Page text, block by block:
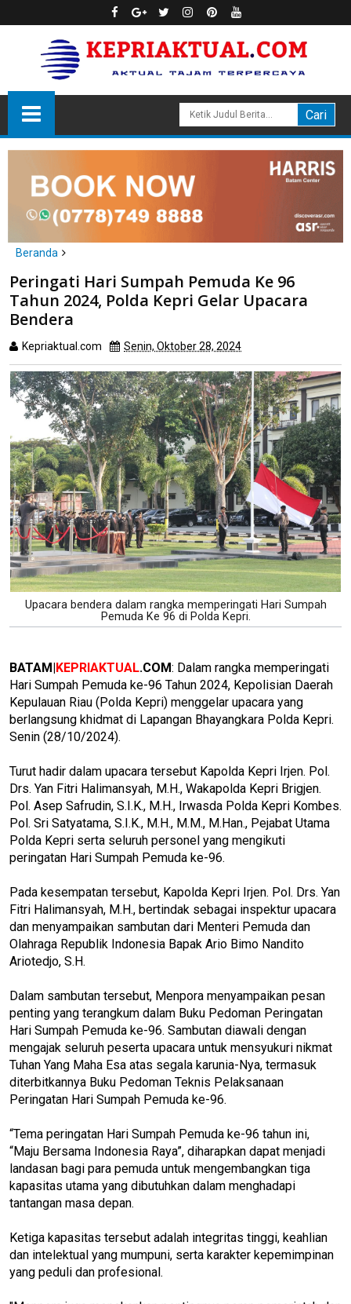
Beranda
Batam
Peringati Hari Sumpah Pemuda Ke 96 Tahun 2024, Polda Kepri
Gelar Upacara Bendera
Peringati Hari Sumpah Pemuda Ke 96
Tahun 2024, Polda Kepri Gelar Upacara
Bendera
Kepriaktual.com Senin, Oktober 28, 2024
Upacara bendera dalam rangka memperingati Hari Sumpah
Pemuda Ke 96 di Polda Kepri.
BATAM|KEPRIAKTUAL.COM: Dalam rangka memperingati
Hari Sumpah Pemuda ke-96 Tahun 2024, Kepolisian Daerah
Kepulauan Riau (Polda Kepri) menggelar upacara yang
berlangsung khidmat di Lapangan Bhayangkara Polda Kepri.
Senin (28/10/2024).
Turut hadir dalam upacara tersebut Kapolda Kepri Irjen. Pol.
Drs. Yan Fitri Halimansyah, M.H., Wakapolda Kepri Brigjen.
Pol. Asep Safrudin, S.I.K., M.H., Irwasda Polda Kepri Kombes.
Pol. Sri Satyatama, S.I.K., M.H., M.M., M.Han., Pejabat Utama
Polda Kepri serta seluruh personel yang mengikuti
peringatan Hari Sumpah Pemuda ke-96.
Pada kesempatan tersebut, Kapolda Kepri Irjen. Pol. Drs. Yan
Fitri Halimansyah, M.H., bertindak sebagai inspektur upacara
dan menyampaikan sambutan dari Menteri Pemuda dan
Olahraga Republik Indonesia Bapak Ario Bimo Nandito
Ariotedjo, S.H.
Dalam sambutan tersebut, Menpora menyampaikan pesan
penting yang terangkum dalam Buku Pedoman Peringatan
Hari Sumpah Pemuda ke-96. Sambutan diawali dengan
mengajak seluruh peserta upacara untuk mensyukuri nikmat
Tuhan Yang Maha Esa atas segala karunia-Nya, termasuk
diterbitkannya Buku Pedoman Teknis Pelaksanaan
Peringatan Hari Sumpah Pemuda ke-96.
“Tema peringatan Hari Sumpah Pemuda ke-96 tahun ini,
“Maju Bersama Indonesia Raya”, diharapkan dapat menjadi
landasan bagi para pemuda untuk mengembangkan tiga
kapasitas utama yang dibutuhkan dalam menghadapi
tantangan masa depan.
Ketiga kapasitas tersebut adalah integritas tinggi, keahlian
dan intelektual yang mumpuni, serta karakter kepemimpinan
yang peduli dan profesional.